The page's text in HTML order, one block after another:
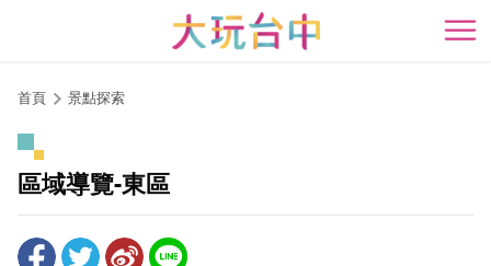
開
首頁 景點探索
區域導覽-東區